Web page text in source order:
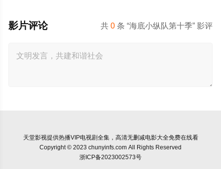
共0 条 “海底小纵队第十季” 影评
影片评论
天堂影视提供热播VIP电视剧全集，高清无删减电影大全免费在线看
Copyright © 2023 chunyinfs.com All Rights Reserved
浙ICP备2023002573号